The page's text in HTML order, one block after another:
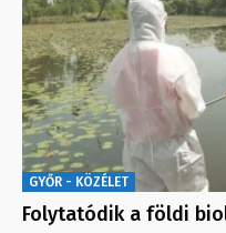
GYŐR - KÖZÉLET
Folytatódik a földi